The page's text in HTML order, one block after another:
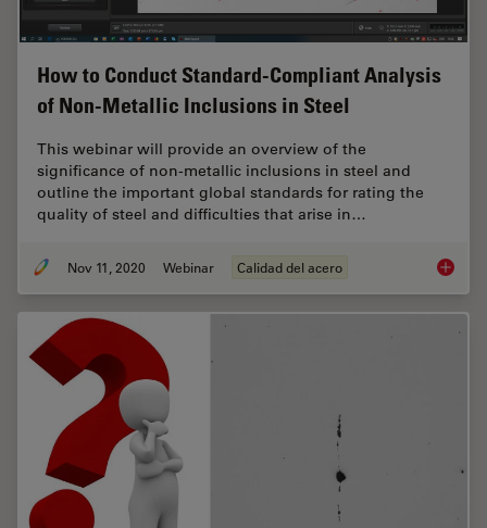
How to Conduct Standard-Compliant Analysis
of Non-Metallic Inclusions in Steel
This webinar will provide an overview of the
significance of non-metallic inclusions in steel and
outline the important global standards for rating the
quality of steel and difficulties that arise in…
Nov 11, 2020 Webinar Calidad del acero How to